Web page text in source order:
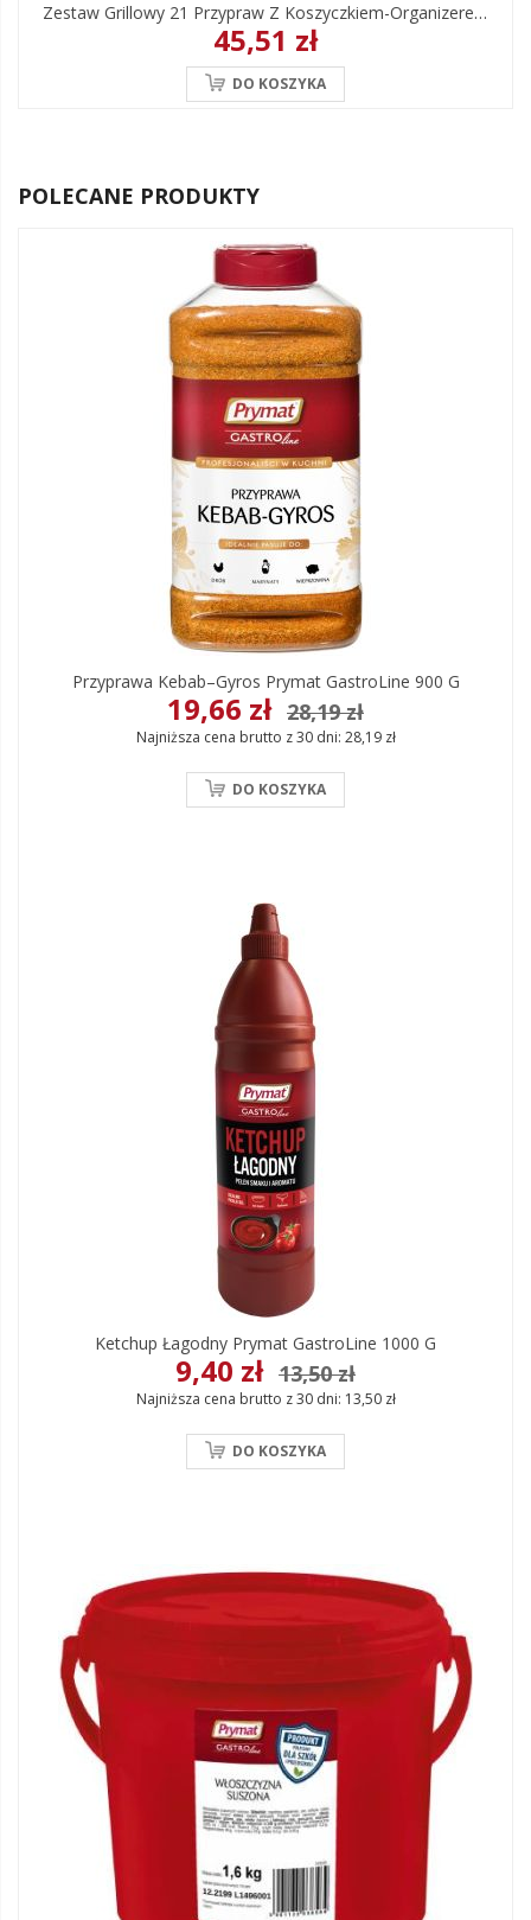
Zestaw Grillowy 21 Przypraw Z Koszyczkiem-Organizerem
45,51 zł
DO KOSZYKA
POLECANE PRODUKTY
Przyprawa Kebab–Gyros Prymat GastroLine 900 G
19,66 zł 28,19 zł
Najniższa cena brutto z 30 dni: 28,19 zł
DO KOSZYKA
Ketchup Łagodny Prymat GastroLine 1000 G
9,40 zł 13,50 zł
Najniższa cena brutto z 30 dni: 13,50 zł
DO KOSZYKA